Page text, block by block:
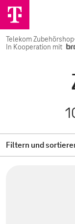
Telekom Zubehörshop·
In Kooperation mit
Filtern und